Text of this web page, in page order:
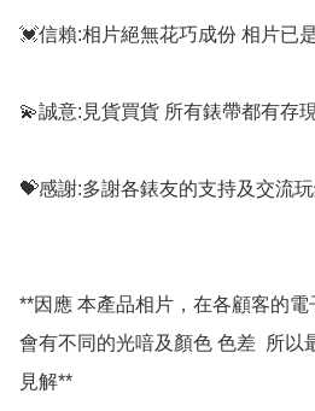
💓信賴:相片絕無花巧成份 相片已
💫誠意:見貨買貨 所有錶帶都有存
💝感謝:多謝各錶友的支持及交流
**因應 本產品相片，在各顧客的
會有不同的光喑及顏色 色差  所以
見解**